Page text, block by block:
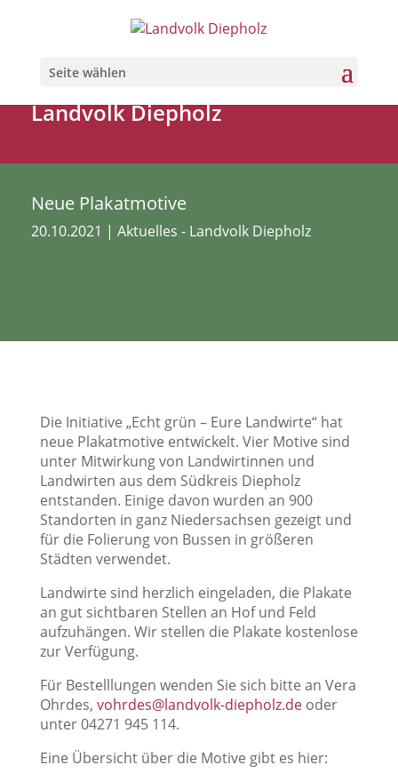
Seite wählen
Landvolk Diepholz
Neue Plakatmotive
20.10.2021 | Aktuelles - Landvolk Diepholz
Die Initiative „Echt grün – Eure Landwirte“ hat
neue Plakatmotive entwickelt. Vier Motive sind
unter Mitwirkung von Landwirtinnen und
Landwirten aus dem Südkreis Diepholz
entstanden. Einige davon wurden an 900
Standorten in ganz Niedersachsen gezeigt und
für die Folierung von Bussen in größeren
Städten verwendet.
Landwirte sind herzlich eingeladen, die Plakate
an gut sichtbaren Stellen an Hof und Feld
aufzuhängen. Wir stellen die Plakate kostenlose
zur Verfügung.
Für Bestelllungen wenden Sie sich bitte an Vera
Ohrdes, vohrdes@landvolk-diepholz.deoder
unter 04271 945 114.
Eine Übersicht über die Motive gibt es hier: